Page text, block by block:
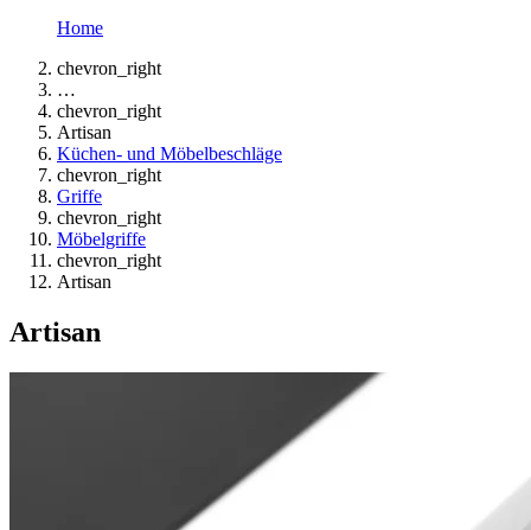
Home
chevron_right
…
chevron_right
Artisan
Küchen- und Möbelbeschläge
chevron_right
Griffe
chevron_right
Möbelgriffe
chevron_right
Artisan
Artisan